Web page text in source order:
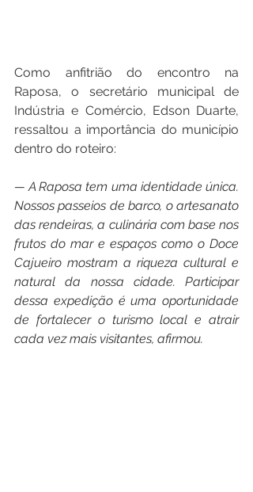
Como anfitrião do encontro na
Raposa, o secretário municipal de
Indústria e Comércio, Edson Duarte,
ressaltou a importância do município
dentro do roteiro:
— A Raposa tem uma identidade única.
Nossos passeios de barco, o artesanato
das rendeiras, a culinária com base nos
frutos do mar e espaços como o Doce
Cajueiro mostram a riqueza cultural e
natural da nossa cidade. Participar
dessa expedição é uma oportunidade
de fortalecer o turismo local e atrair
cada vez mais visitantes, afirmou.